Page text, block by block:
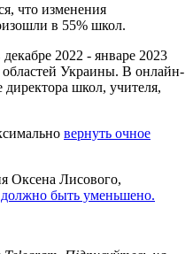
что изменения
в 55% школ.
2022 - январе 2023
областей Украины. В онлайн-
школ, учителя,
вернуть очное
Оксена Лисового,
должно быть уменьшено.